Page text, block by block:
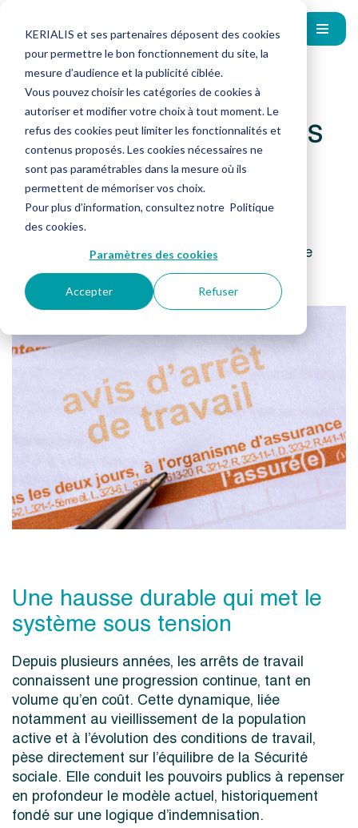
KERIALIS et ses partenaires déposent des cookies
pour permettre le bon fonctionnement du site, la
mesure d’audience et la publicité ciblée.
Vous pouvez choisir les catégories de cookies à
autoriser et modifier votre choix à tout moment. Le
refus des cookies peut limiter les fonctionnalités et
contenus proposés. Les cookies nécessaires ne
sont pas paramétrables dans la mesure où ils
permettent de mémoriser vos choix.
Pour plus d’information, consultez notre Politique
des cookies.
Paramètres des cookies
Accepter Refuser
Arrêts de travail : vers
un changement de
modèle en 2026 ?
Face à la hausse des arrêts maladie, le cadre
évolue en profondeur en 2026.
Une hausse durable qui met le
système sous tension
Depuis plusieurs années, les arrêts de travail
connaissent une progression continue, tant en
volume qu’en coût. Cette dynamique, liée
notamment au vieillissement de la population
active et à l’évolution des conditions de travail,
pèse directement sur l’équilibre de la Sécurité
sociale. Elle conduit les pouvoirs publics à repenser
en profondeur le modèle actuel, historiquement
fondé sur une logique d’indemnisation.